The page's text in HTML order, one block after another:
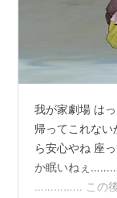
我が家劇場 は
帰ってこれな
ら安心やね 座
か眠いねぇ
…………… この後